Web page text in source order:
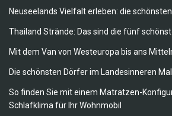
Neuseelands Vielfalt erleben: die
Thailand Strände: Das sind die fünf
Mit dem Van von Westeuropa bis ans
Die schönsten Dörfer im Landesinneren
So finden Sie mit einem Matratzen-
Schlafklima für Ihr Wohnmobil